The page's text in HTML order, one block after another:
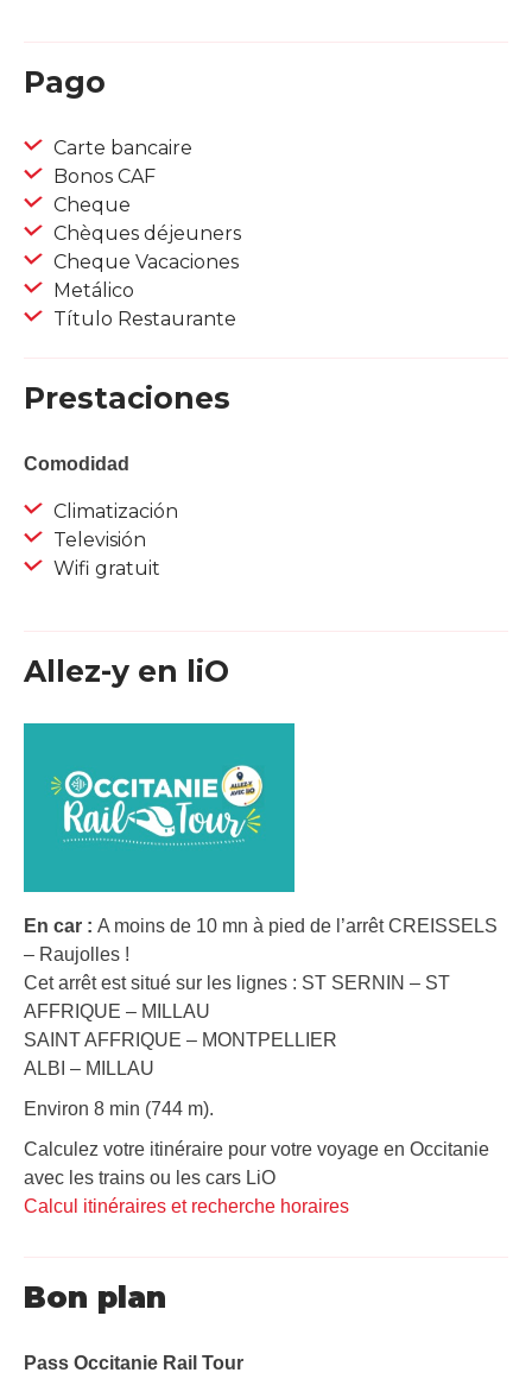
Pago
Carte bancaire
Bonos CAF
Cheque
Chèques déjeuners
Cheque Vacaciones
Metálico
Título Restaurante
Prestaciones
Comodidad
Climatización
Televisión
Wifi gratuit
Allez-y en liO
En car : A moins de 10 mn à pied de l’arrêt CREISSELS
– Raujolles !
Cet arrêt est situé sur les lignes : ST SERNIN – ST
AFFRIQUE – MILLAU
SAINT AFFRIQUE – MONTPELLIER
ALBI – MILLAU
Environ 8 min (744 m).
Calculez votre itinéraire pour votre voyage en Occitanie
avec les trains ou les cars LiO
Calcul itinéraires et recherche horaires
Bon plan
Pass Occitanie Rail Tour​